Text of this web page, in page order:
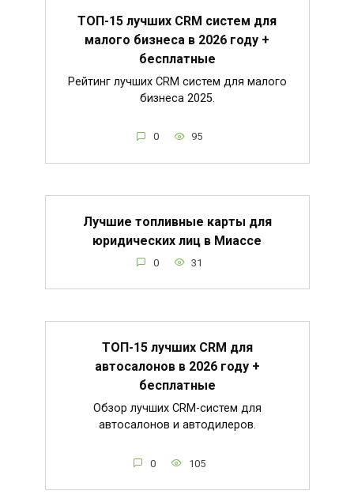
ТОП-15 лучших CRM систем для
малого бизнеса в 2026 году +
бесплатные
Рейтинг лучших CRM систем для малого
бизнеса 2025.
0 95
Лучшие топливные карты для
юридических лиц в Миассе
0 31
ТОП-15 лучших CRM для
автосалонов в 2026 году +
бесплатные
Обзор лучших CRM-систем для
автосалонов и автодилеров.
0 105